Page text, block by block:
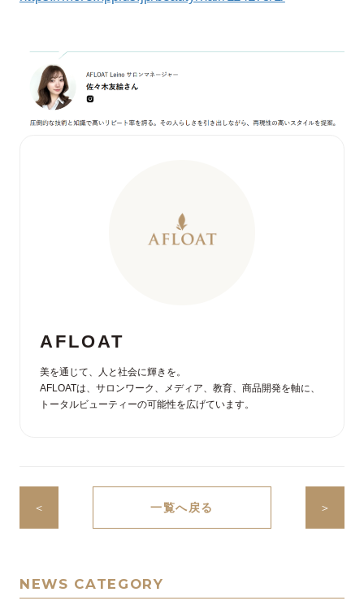
AFLOAT
美を通じて、人と社会に輝きを。
AFLOATは、サロンワーク、メディア、教育、商品開発を軸に、
トータルビューティーの可能性を広げています。
＜ 一覧へ戻る ＞
NEWS CATEGORY